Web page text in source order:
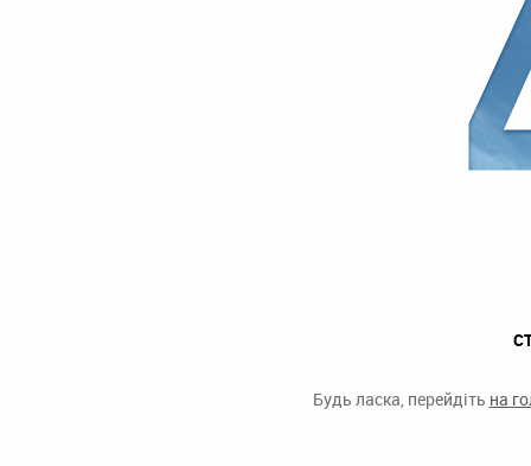
Будь ласка, перейдіть на